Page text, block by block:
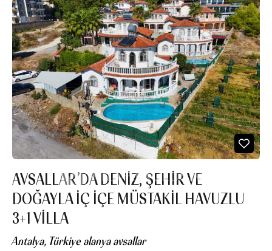
AVSALLAR’DA DENIZ, ŞEHIR VE
DOĞAYLA İÇ İÇE MÜSTAKIL HAVUZLU
3+1 VILLA
Antalya, Türkiye alanya avsallar